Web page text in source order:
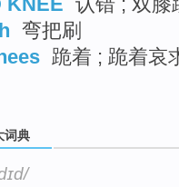
弯把刷
跪着 ; 跪着哀
词典